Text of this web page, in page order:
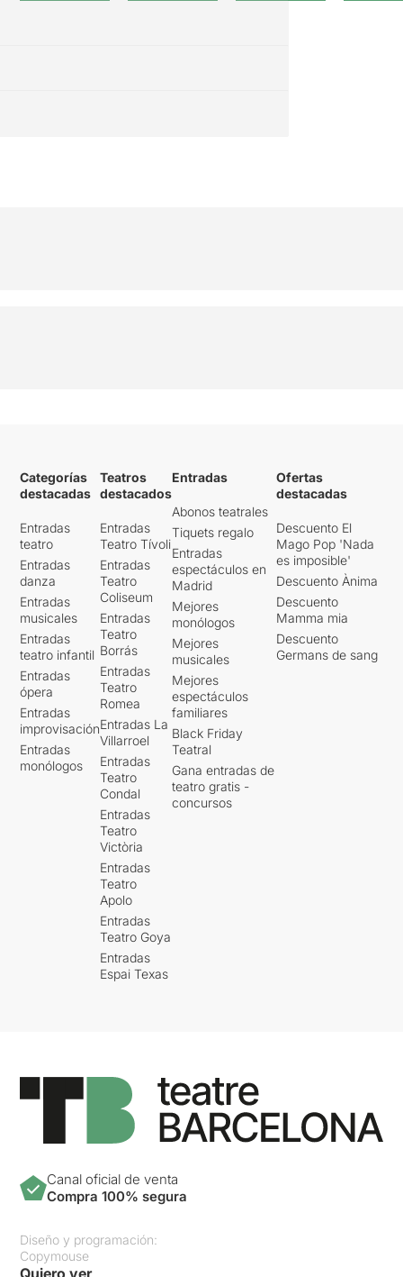
Categorías
destacadas
Entradas
teatro
Entradas
danza
Entradas
musicales
Entradas
teatro infantil
Entradas
ópera
Entradas
improvisación
Entradas
monólogos
Teatros
destacados
Entradas
Teatro Tívoli
Entradas
Teatro
Coliseum
Entradas
Teatro
Borrás
Entradas
Teatro
Romea
Entradas La
Villarroel
Entradas
Teatro
Condal
Entradas
Teatro
Victòria
Entradas
Teatro
Apolo
Entradas
Teatro Goya
Entradas
Espai Texas
Entradas
Abonos teatrales
Tiquets regalo
Entradas
espectáculos en
Madrid
Mejores
monólogos
Mejores
musicales
Mejores
espectáculos
familiares
Black Friday
Teatral
Gana entradas de
teatro gratis -
concursos
Ofertas
destacadas
Descuento El
Mago Pop 'Nada
es imposible'
Descuento Ànima
Descuento
Mamma mia
Descuento
Germans de sang
Canal oficial de venta
Compra 100% segura
Diseño y programación:
Copymouse
Quiero ver